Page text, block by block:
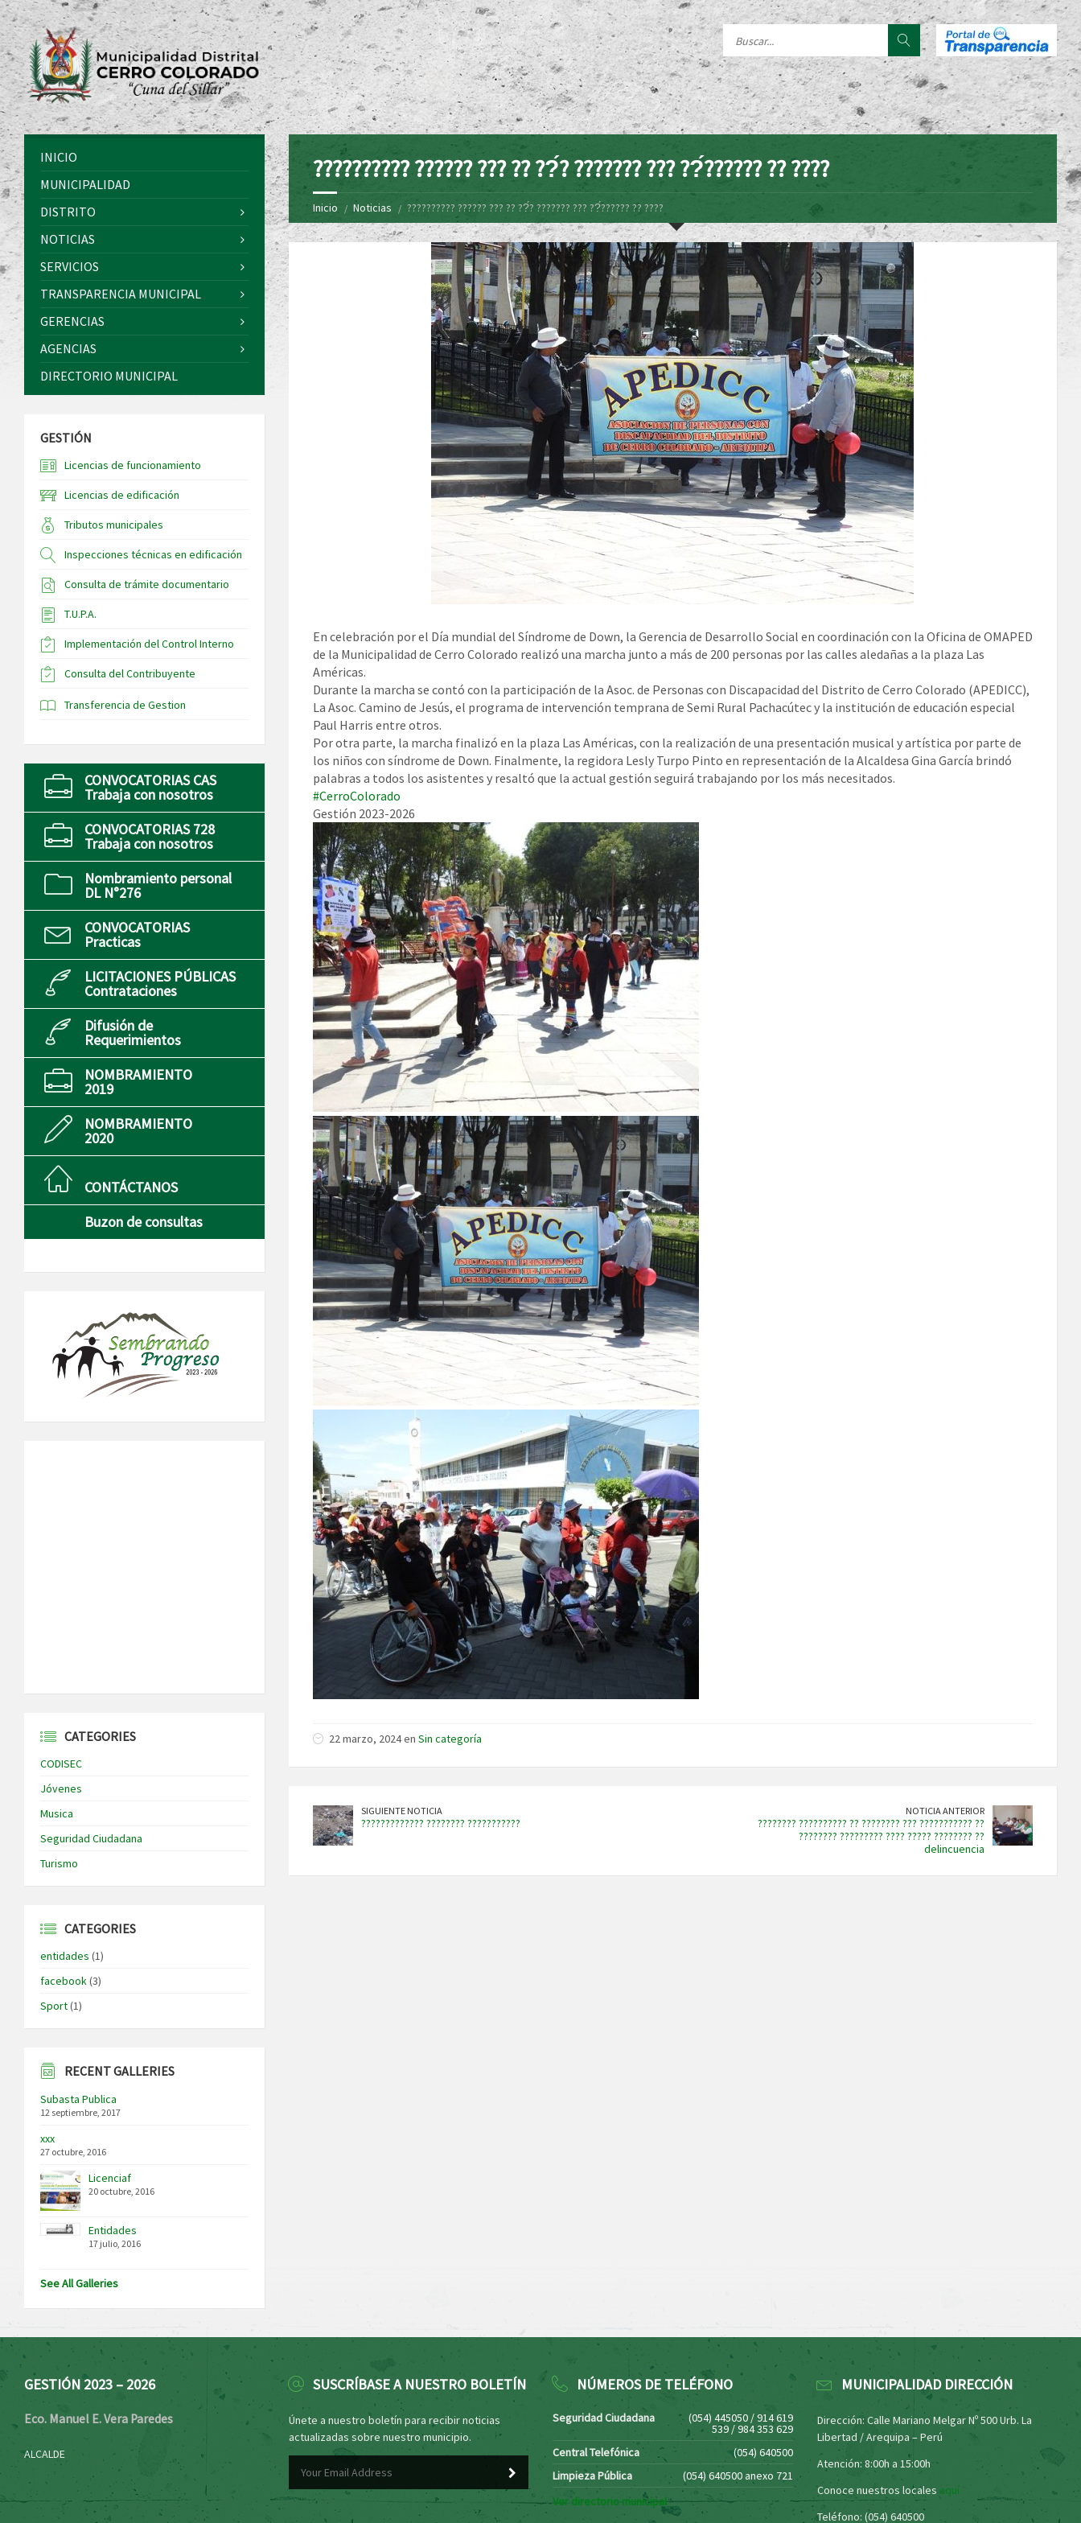
?????????? ?????? ??? ?? ??́? ??????? ??? ??́?????? ?? ????
Inicio Noticias ?????????? ?????? ??? ?? ??́? ??????? ??? ??́?????? ?? ????
En celebración por el Día mundial del Síndrome de Down, la Gerencia de Desarrollo Social en coordinación con la Oficina de OMAPED
de la Municipalidad de Cerro Colorado realizó una marcha junto a más de 200 personas por las calles aledañas a la plaza Las
Américas.
Durante la marcha se contó con la participación de la Asoc. de Personas con Discapacidad del Distrito de Cerro Colorado (APEDICC),
La Asoc. Camino de Jesús, el programa de intervención temprana de Semi Rural Pachacútec y la institución de educación especial
Paul Harris entre otros.
Por otra parte, la marcha finalizó en la plaza Las Américas, con la realización de una presentación musical y artística por parte de
los niños con síndrome de Down. Finalmente, la regidora Lesly Turpo Pinto en representación de la Alcaldesa Gina García brindó
palabras a todos los asistentes y resaltó que la actual gestión seguirá trabajando por los más necesitados.
#CerroColorado
Gestión 2023-2026
22 marzo, 2024 en Sin categoría
SIGUIENTE NOTICIA
????????????? ???????? ???????????
NOTICIA ANTERIOR
???????? ?????????? ?? ???????? ??? ??????????? ??
???????? ????????? ???? ????? ???????? ??
delincuencia
INICIO
MUNICIPALIDAD
DISTRITO
NOTICIAS
SERVICIOS
TRANSPARENCIA MUNICIPAL
GERENCIAS
AGENCIAS
DIRECTORIO MUNICIPAL
GESTIÓN
Licencias de funcionamiento
Licencias de edificación
Tributos municipales
Inspecciones técnicas en edificación
Consulta de trámite documentario
T.U.P.A.
Implementación del Control Interno
Consulta del Contribuyente
Transferencia de Gestion
CONVOCATORIAS CAS
Trabaja con nosotros
CONVOCATORIAS 728
Trabaja con nosotros
Nombramiento personal
DL N°276
CONVOCATORIAS
Practicas
LICITACIONES PÚBLICAS
Contrataciones
Difusión de
Requerimientos
NOMBRAMIENTO
2019
NOMBRAMIENTO
2020
CONTÁCTANOS
Buzon de consultas
CATEGORIES
CODISEC
Jóvenes
Musica
Seguridad Ciudadana
Turismo
CATEGORIES
entidades (1)
facebook(3)
Sport(1)
RECENT GALLERIES
Subasta Publica
12 septiembre, 2017
xxx
27 octubre, 2016
Licenciaf
20 octubre, 2016
Entidades
17 julio, 2016
See All Galleries
GESTIÓN 2023 – 2026
Eco. Manuel E. Vera Paredes
ALCALDE
SUSCRÍBASE A NUESTRO BOLETÍN
Únete a nuestro boletín para recibir noticias
actualizadas sobre nuestro municipio.
NÚMEROS DE TELÉFONO
Seguridad Ciudadana (054) 445050 / 914 619
539 / 984 353 629
Central Telefónica
(054) 640500
Limpieza Pública
(054) 640500 anexo 721
Ver directorio municipal
MUNICIPALIDAD DIRECCIÓN
Dirección: Calle Mariano Melgar Nº 500 Urb. La
Libertad / Arequipa – Perú
Atención: 8:00h a 15:00h
Conoce nuestros locales aquí
Teléfono: (054) 640500